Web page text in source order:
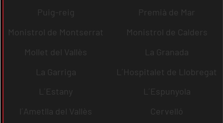
Puig-reig
Premià de Mar
Monistrol de Montserrat
Monistrol de Calders
Mollet del Vallès
La Granada
La Garriga
L´Hospitalet de Llobregat
L´Estany
L´Espunyola
l´Ametlla del Vallès
Cervelló